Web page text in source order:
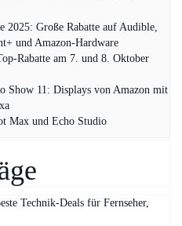
2025: Große Rabatte auf Audible,
und Amazon‑Hardware
Rabatte am 7. und 8. Oktober
Show 11: Displays von Amazon mit
Max und Echo Studio
Technik-Deals für Fernseher,